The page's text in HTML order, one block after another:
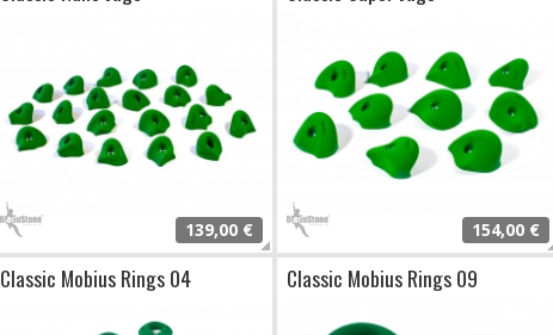
139,00 € 154,00 €
Classic Mobius Rings 04 Classic Mobius Rings 09